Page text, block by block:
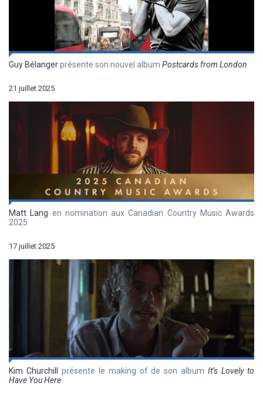
Guy Bélangerprésente son nouvel album Postcards from London
21 juillet 2025
Matt Lang en nomination aux Canadian Country Music Awards
2025
17 juillet 2025
Kim Churchill présente le making of de son albumIt’s Lovely to
Have You Here